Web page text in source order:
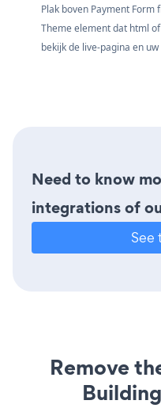
Plak boven Payment Form
Theme element dat html
bekijk de live-pagina en
Need to know
integrations of
See
Remove